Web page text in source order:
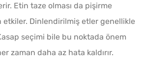
Etin taze olması da pişirme
Dinlendirilmiş etler genellikle
seçimi bile bu noktada önem
zaman daha az hata kaldırır.